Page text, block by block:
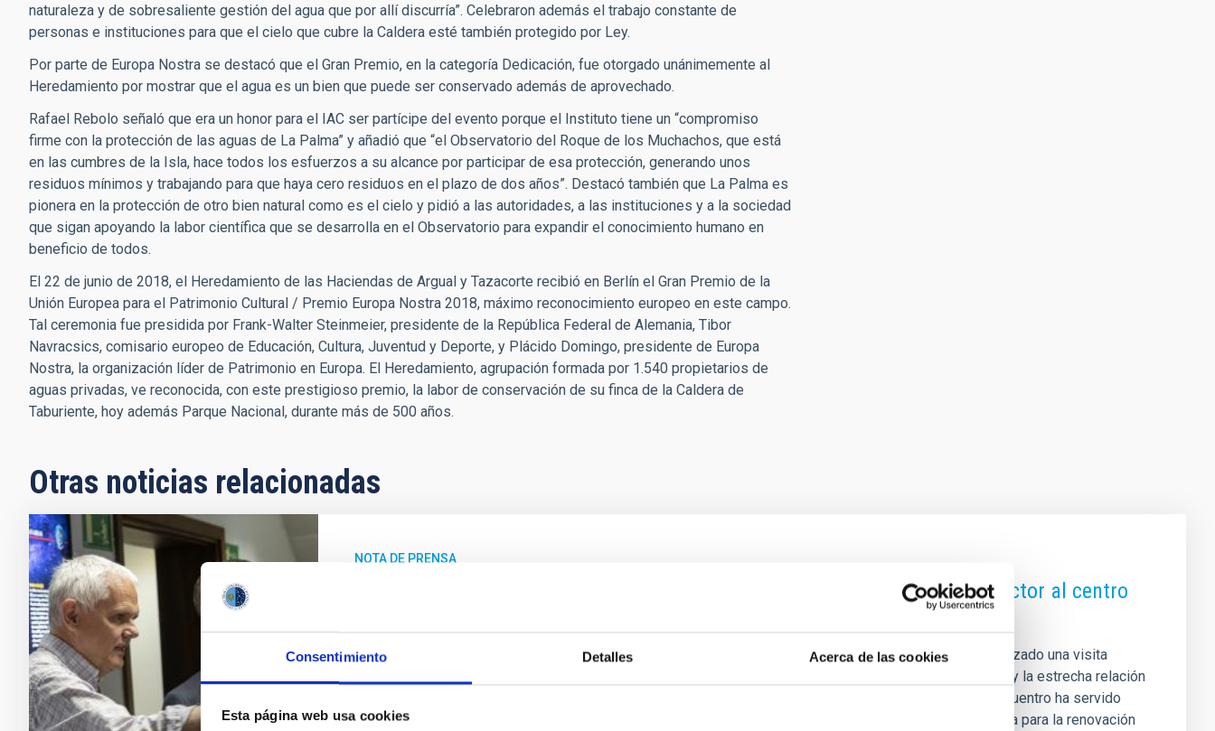
Consentimiento Detalles Acerca de las cookies
Esta página web usa cookies
naturaleza y de sobresaliente gestión del agua que por allí discurría”. Celebraron además el trabajo constante de
personas e instituciones para que el cielo que cubre la Caldera esté también protegido por Ley.
Por parte de Europa Nostra se destacó que el Gran Premio, en la categoría Dedicación, fue otorgado unánimemente al
Heredamiento por mostrar que el agua es un bien que puede ser conservado además de aprovechado.
Rafael Rebolo señaló que era un honor para el IAC ser partícipe del evento porque el Instituto tiene un “compromiso
firme con la protección de las aguas de La Palma” y añadió que “el Observatorio del Roque de los Muchachos, que está
en las cumbres de la Isla, hace todos los esfuerzos a su alcance por participar de esa protección, generando unos
residuos mínimos y trabajando para que haya cero residuos en el plazo de dos años”. Destacó también que La Palma es
pionera en la protección de otro bien natural como es el cielo y pidió a las autoridades, a las instituciones y a la sociedad
que sigan apoyando la labor científica que se desarrolla en el Observatorio para expandir el conocimiento humano en
beneficio de todos.
El 22 de junio de 2018, el Heredamiento de las Haciendas de Argual y Tazacorte recibió en Berlín el Gran Premio de la
Unión Europea para el Patrimonio Cultural / Premio Europa Nostra 2018, máximo reconocimiento europeo en este campo.
Tal ceremonia fue presidida por Frank-Walter Steinmeier, presidente de la República Federal de Alemania, Tibor
Navracsics, comisario europeo de Educación, Cultura, Juventud y Deporte, y Plácido Domingo, presidente de Europa
Nostra, la organización líder de Patrimonio en Europa. El Heredamiento, agrupación formada por 1.540 propietarios de
aguas privadas, ve reconocida, con este prestigioso premio, la labor de conservación de su finca de la Caldera de
Taburiente, hoy además Parque Nacional, durante más de 500 años.
Otras noticias relacionadas
NOTA DE PRENSA
La ULL y el IAC refuerzan su colaboración institucional tras la visita del rector al centro
Una delegación de la Universidad de La Laguna (ULL), encabezada por el rector Francisco García, ha realizado una visita
institucional al Instituto de Astrofísica de Canarias (IAC), reforzando así el compromiso de colaboración y la estrecha relación
que mantienen ambas instituciones, claves para el desarrollo científico y tecnológico de Canarias. El encuentro ha servido
para revisar el estado del convenio que mantienen ambas instituciones y revisar algunas áreas de mejora para la renovación